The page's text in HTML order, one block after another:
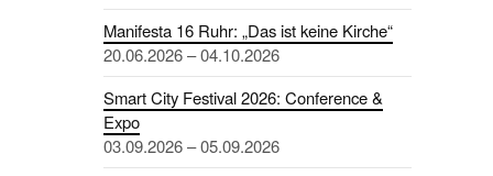
Manifesta 16 Ruhr: „Das ist keine Kirche“
20.06.2026 – 04.10.2026
Smart City Festival 2026: Conference &
Expo
03.09.2026 – 05.09.2026